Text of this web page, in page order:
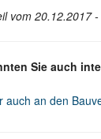
vom 20.12.2017
Sie auch
auch an den